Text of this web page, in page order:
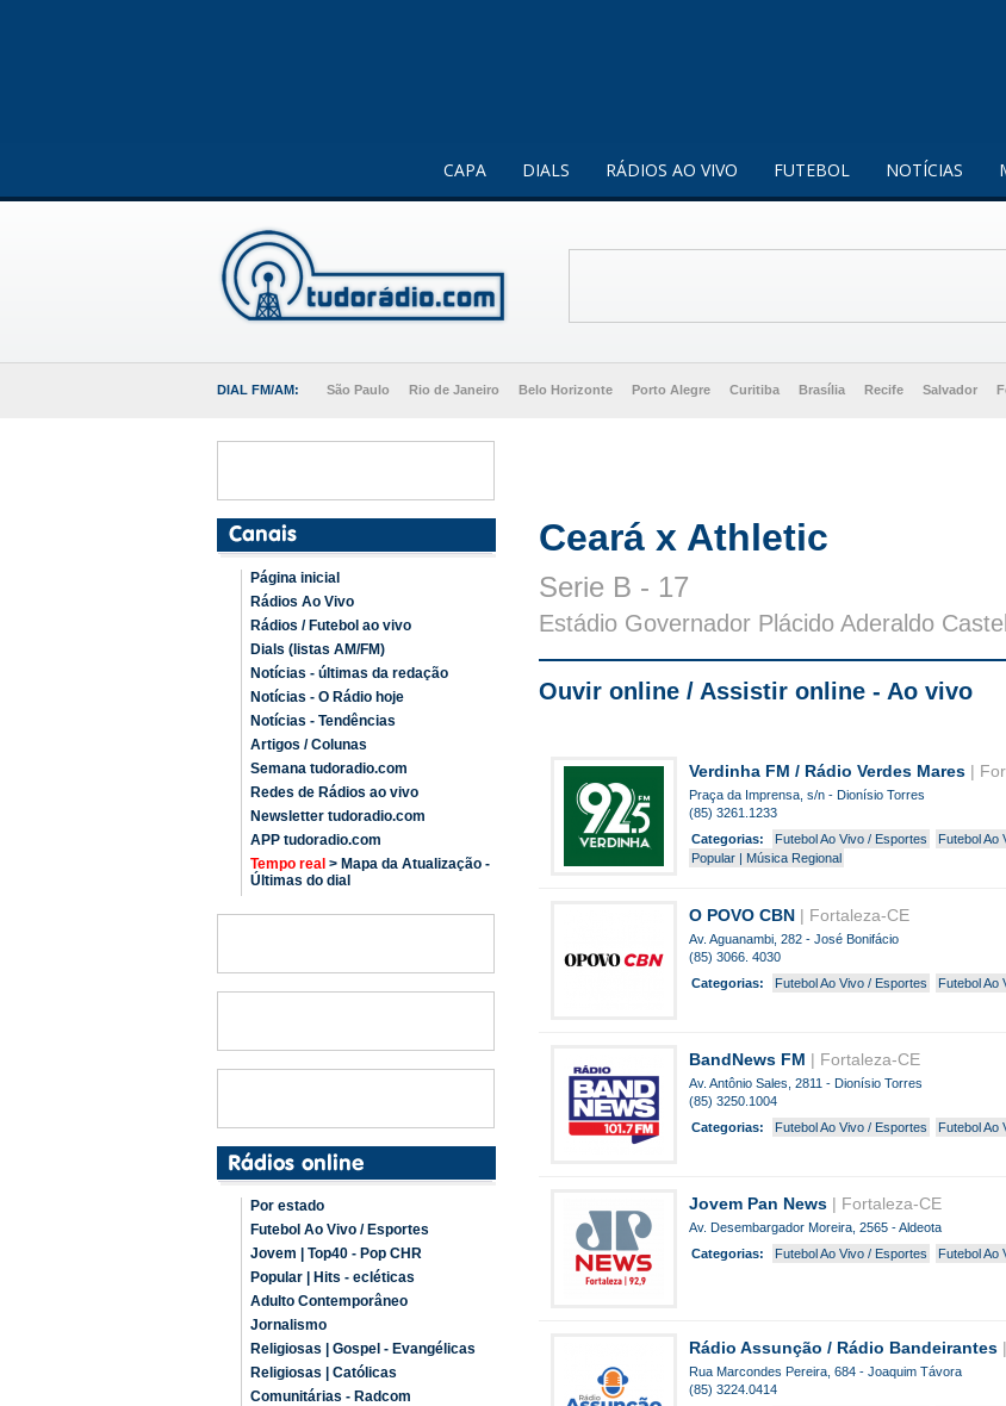
CAPA DIALS RÁDIOS AO VIVO FUTEBOL NOTÍCIAS
DIAL FM/AM: São Paulo Rio de Janeiro Belo Horizonte Porto Alegre Curitiba Brasília Recife Salvador
Página inicial
Rádios Ao Vivo
Rádios / Futebol ao vivo
Dials (listas AM/FM)
Notícias - últimas da redação
Notícias - O Rádio hoje
Notícias - Tendências
Artigos / Colunas
Semana tudoradio.com
Redes de Rádios ao vivo
Newsletter tudoradio.com
APP tudoradio.com
Tempo real > Mapa da Atualização -
Últimas do dial
Por estado
Futebol Ao Vivo / Esportes
Jovem | Top40 - Pop CHR
Popular | Hits - ecléticas
Adulto Contemporâneo
Jornalismo
Religiosas | Gospel - Evangélicas
Religiosas | Católicas
Comunitárias - Radcom
Ceará x Athletic
Serie B - 17
Estádio Governador Plácido Aderaldo
Ouvir online / Assistir online - Ao vivo
Verdinha FM / Rádio Verdes Mares |
Praça da Imprensa, s/n - Dionísio Torres
(85) 3261.1233
Categorias:
Futebol Ao Vivo / Esportes Futebol Ao
Popular | Música Regional
O POVO CBN | Fortaleza-CE
Av. Aguanambi, 282 - José Bonifácio
(85) 3066. 4030
Categorias:
Futebol Ao Vivo / Esportes Futebol Ao
BandNews FM | Fortaleza-CE
Av. Antônio Sales, 2811 - Dionísio Torres
(85) 3250.1004
Categorias:
Futebol Ao Vivo / Esportes Futebol Ao
Jovem Pan News | Fortaleza-CE
Av. Desembargador Moreira, 2565 - Aldeota
Categorias:
Futebol Ao Vivo / Esportes Futebol Ao
Rádio Assunção / Rádio Bandeirantes
Rua Marcondes Pereira, 684 - Joaquim Távora
(85) 3224.0414